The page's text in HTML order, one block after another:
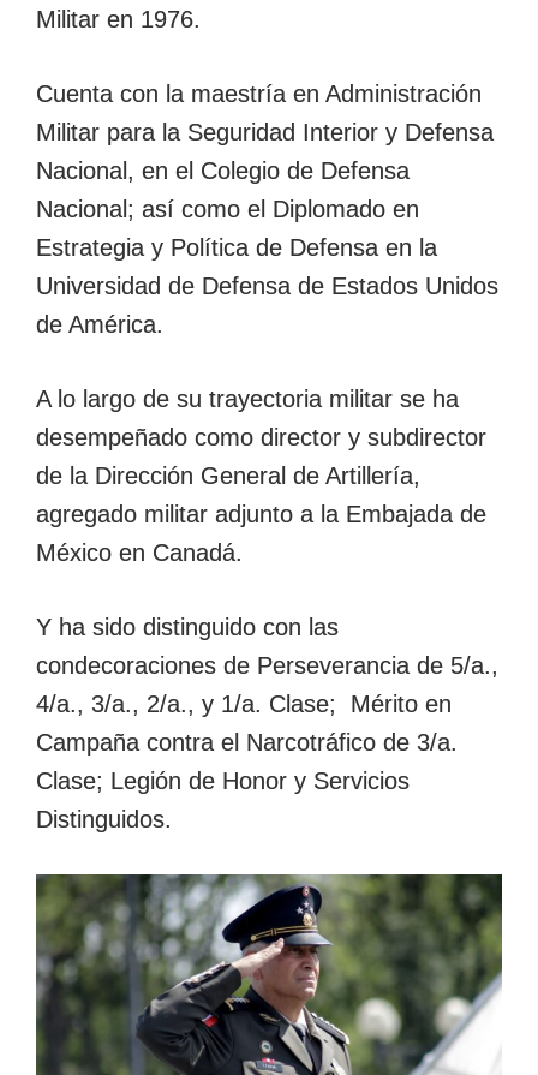
Militar en 1976.
Cuenta con la maestría en Administración
Militar para la Seguridad Interior y Defensa
Nacional, en el Colegio de Defensa
Nacional; así como el Diplomado en
Estrategia y Política de Defensa en la
Universidad de Defensa de Estados Unidos
de América.
A lo largo de su trayectoria militar se ha
desempeñado como director y subdirector
de la Dirección General de Artillería,
agregado militar adjunto a la Embajada de
México en Canadá.
Y ha sido distinguido con las
condecoraciones de Perseverancia de 5/a.,
4/a., 3/a., 2/a., y 1/a. Clase; Mérito en
Campaña contra el Narcotráfico de 3/a.
Clase; Legión de Honor y Servicios
Distinguidos.